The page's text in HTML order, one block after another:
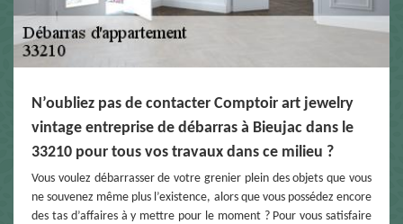
N’oubliez pas de contacter Comptoir art jewelry
vintage entreprise de débarras à Bieujac dans le
33210 pour tous vos travaux dans ce milieu ?
Vous voulez débarrasser de votre grenier plein des objets que vous
ne souvenez même plus l’existence, alors que vous possédez encore
des tas d’affaires à y mettre pour le moment ? Pour vous satisfaire